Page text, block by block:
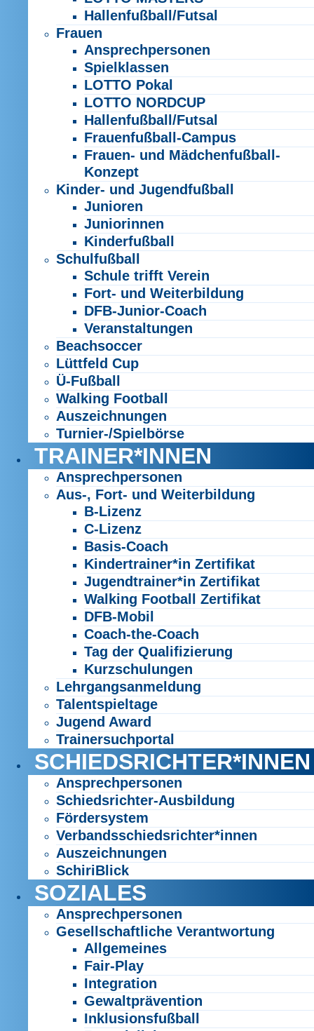
Hallenfußball/Futsal
Frauen
Ansprechpersonen
Spielklassen
LOTTO Pokal
LOTTO NORDCUP
Hallenfußball/Futsal
Frauenfußball-Campus
Frauen- und Mädchenfußball-
Konzept
Kinder- und Jugendfußball
Junioren
Juniorinnen
Kinderfußball
Schulfußball
Schule trifft Verein
Fort- und Weiterbildung
DFB-Junior-Coach
Veranstaltungen
Beachsoccer
Lüttfeld Cup
Ü-Fußball
Walking Football
Auszeichnungen
Turnier-/Spielbörse
TRAINER*INNEN
Ansprechpersonen
Aus-, Fort- und Weiterbildung
B-Lizenz
C-Lizenz
Basis-Coach
Kindertrainer*in Zertifikat
Jugendtrainer*in Zertifikat
Walking Football Zertifikat
DFB-Mobil
Coach-the-Coach
Tag der Qualifizierung
Kurzschulungen
Lehrgangsanmeldung
Talentspieltage
Jugend Award
Trainersuchportal
SCHIEDSRICHTER*INNEN
Ansprechpersonen
Schiedsrichter-Ausbildung
Fördersystem
Verbandsschiedsrichter*innen
Auszeichnungen
SchiriBlick
SOZIALES
Ansprechpersonen
Gesellschaftliche Verantwortung
Allgemeines
Fair-Play
Integration
Gewaltprävention
Inklusionsfußball